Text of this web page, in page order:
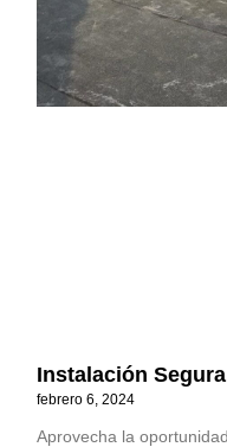
Instalación
febrero 6, 2024
Aprovecha la